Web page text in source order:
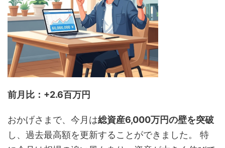
前月比：+2.6百万円
おかげさまで、今月は総資産6,000万円の壁を突破
し、過去最高額を更新することができました。 特